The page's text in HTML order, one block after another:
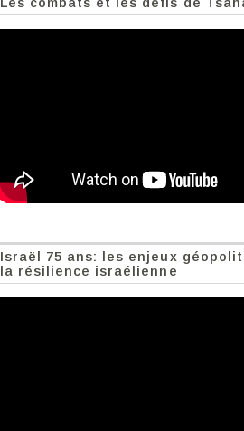
Israël 75 ans: les enjeux
la résilience israélienne